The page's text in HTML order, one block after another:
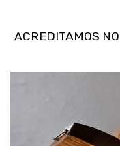
ACREDITAMOS